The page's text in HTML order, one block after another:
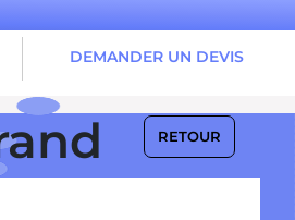
DEMANDER UN DEVIS
RETOUR